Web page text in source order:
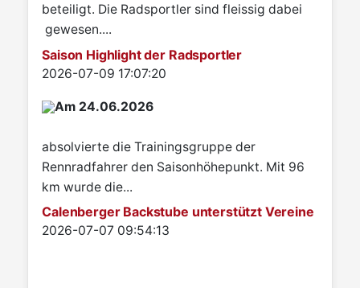
beteiligt. Die Radsportler sind fleissig dabei
gewesen....
Saison Highlight der Radsportler
Details
2026-07-09 17:07:20
Am 24.06.2026
absolvierte die Trainingsgruppe der
Rennradfahrer den Saisonhöhepunkt. Mit 96
km wurde die...
Calenberger Backstube unterstützt Vereine
Details
2026-07-07 09:54:13